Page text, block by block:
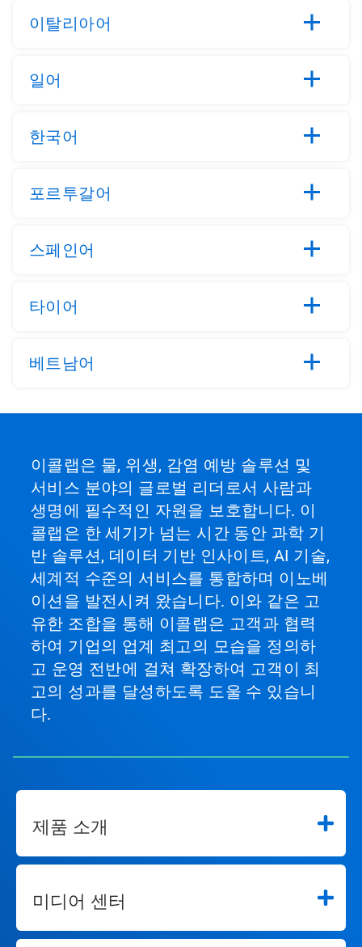
이탈리아어
일어
한국어
포르투갈어
스페인어
타이어
베트남어
이콜랩은 물, 위생, 감염 예방 솔루션 및
서비스 분야의 글로벌 리더로서 사람과
생명에 필수적인 자원을 보호합니다. 이
콜랩은 한 세기가 넘는 시간 동안 과학 기
반 솔루션, 데이터 기반 인사이트, AI 기술,
세계적 수준의 서비스를 통합하며 이노베
이션을 발전시켜 왔습니다. 이와 같은 고
유한 조합을 통해 이콜랩은 고객과 협력
하여 기업의 업계 최고의 모습을 정의하
고 운영 전반에 걸쳐 확장하여 고객이 최
고의 성과를 달성하도록 도울 수 있습니
다.
제품 소개
미디어 센터